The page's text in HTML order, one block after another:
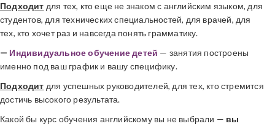
Подходит для тех, кто еще не знаком с английским языком, для
студентов, для технических специальностей, для врачей, для
тех, кто хочет раз и навсегда понять грамматику.
— Индивидуальное обучение детей — занятия построены
именно под ваш график и вашу специфику.
Подходит для успешных руководителей, для тех, кто стремится
достичь высокого результата.
Какой бы курс обучения английскому вы не выбрали — вы